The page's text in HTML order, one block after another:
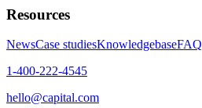
Resources
NewsCase studiesKnowledgebaseFAQ
1-400-222-4545
hello@capital.com